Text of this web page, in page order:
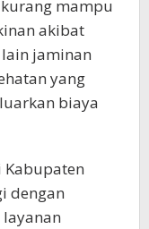
mampu
akibat
jaminan
yang
biaya
Kabupaten
dengan